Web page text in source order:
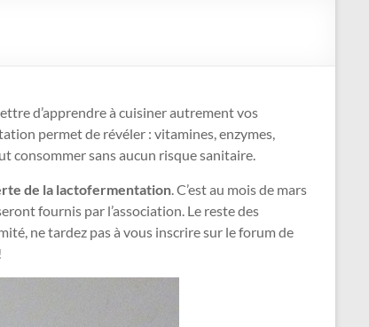
d’apprendre à cuisiner autrement vos
permet de révéler : vitamines, enzymes,
consommer sans aucun risque sanitaire.
de la lactofermentation. C’est au mois de mars
fournis par l’association. Le reste des
ne tardez pas à vous inscrire sur le forum de